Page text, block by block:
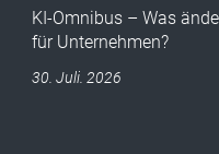
KI-Omnibus – Was
für Unternehmen?
30. Juli. 2026